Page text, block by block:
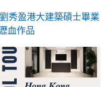
秀盈港大建築碩士畢業
血作品